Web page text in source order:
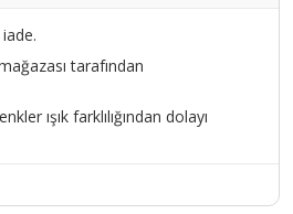
tarafından
ışık farklılığından dolayı